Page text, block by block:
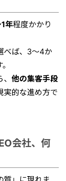
年程度かかり
べば、3〜4か
他の集客手段
実的な進め方で
会社、何